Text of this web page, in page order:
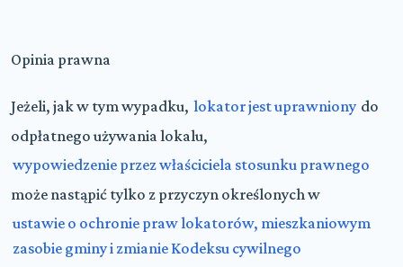
Opinia prawna
Jeżeli, jak w tym wypadku, lokator jest uprawniony do
odpłatnego używania lokalu,
wypowiedzenie przez właściciela stosunku prawnego
może nastąpić tylko z przyczyn określonych w
ustawie o ochronie praw lokatorów, mieszkaniowym
zasobie gminy i zmianie Kodeksu cywilnego